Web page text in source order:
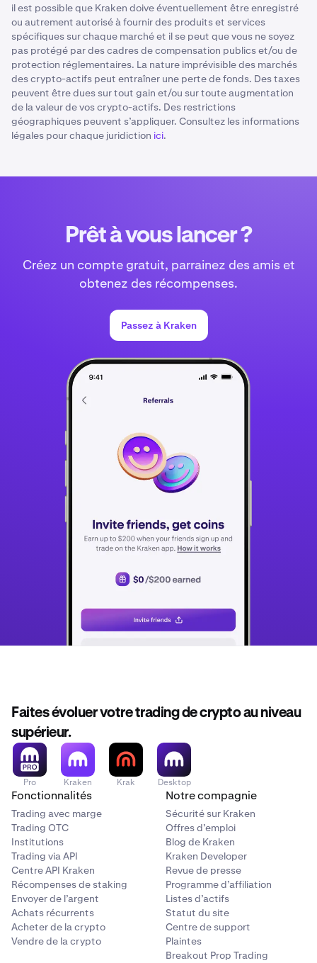
parrainage dans les 15 jours l’inscription.
Veuillez noter que lestransactionsen stablecoins
ne sont pas prises en comptescomme critère de
validation.
l’offre qui vous est proposée. Vous pouvez consulter
les détails de votre offre sur la page Parrainages dans
l’application mobile et sur le site web.
Vous pouvez suivre l’avancement de votre
progression dans le tableau de bord Parrainages.
d’invitation et vous ne recevrez aucun bonus de
parrainage pour les parrainages effectués avec ce
lien. Vous pouvez toutefois partager votre lien
d’invitation par SMS, email et applications de
messagerie.
Il y a un maximum d’une récompense par appareil et
par foyer, selon le principe du premier arrivé, premier
servi.
Les bonus de parrainage ne sont pas garantis. Bien
que Kraken fasse de son mieux pour les verser, nous
ne garantissons pas un paiement pour chaque
parrainage.
mettre fin au programme de parrainage à tout
moment, pour toute raison et sans préavis.
il est possible que Kraken doive éventuellement être enregistré
ou autrement autorisé à fournir des produits et services
spécifiques sur chaque marché et il se peut que vous ne soyez
pas protégé par des cadres de compensation publics et/ou de
protection réglementaires. La nature imprévisible des marchés
des crypto-actifs peut entraîner une perte de fonds. Des taxes
peuvent être dues sur tout gain et/ou sur toute augmentation
de la valeur de vos crypto-actifs. Des restrictions
géographiques peuvent s’appliquer. Consultez les informations
légales pour chaque juridiction ici.
Prêt à vous lancer ?
Créez un compte gratuit, parrainez des amis et
obtenez des récompenses.
Passez à Kraken
Faites évoluer votre trading de crypto au niveau
supérieur.
Pro Kraken Krak Desktop
Fonctionnalités
Trading avec marge
Trading OTC
Institutions
Trading via API
Centre API Kraken
Récompenses de staking
Envoyer de l’argent
Achats récurrents
Acheter de la crypto
Vendre de la crypto
Notre compagnie
Sécurité sur Kraken
Offres d’emploi
Blog de Kraken
Kraken Developer
Revue de presse
Programme d’affiliation
Listes d’actifs
Statut du site
Centre de support
Plaintes
Breakout Prop Trading